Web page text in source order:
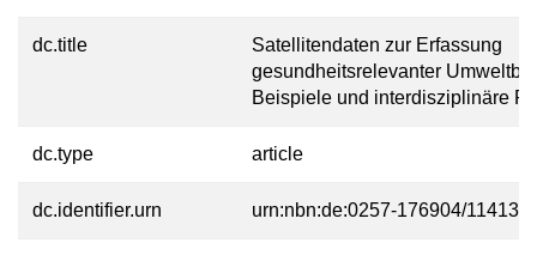
dc.title
Satellitendaten zur Erfassung
gesundheitsrelevanter
Beispiele und interdisziplinäre
dc.type article
dc.identifier.urn urn:nbn:de:0257-176904/11413-6